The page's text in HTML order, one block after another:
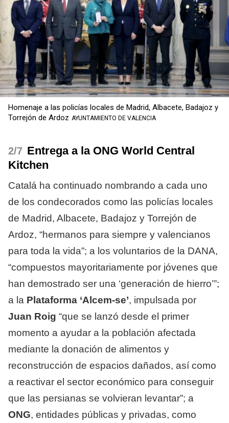
Homenaje a las policías locales de Madrid, Albacete, Badajoz y
Torrejón de Ardoz AYUNTAMIENTO DE VALENCIA
/7 Entrega a la ONG World Central
Kitchen
Catalá ha continuado nombrando a cada uno
de los condecorados como las policías locales
de Madrid, Albacete, Badajoz y Torrejón de
Ardoz, “hermanos para siempre y valencianos
para toda la vida”; a los voluntarios de la DANA,
“compuestos mayoritariamente por jóvenes que
han demostrado ser una ‘generación de hierro’”;
a la Plataforma ‘Alcem-se’, impulsada por
Juan Roig “que se lanzó desde el primer
momento a ayudar a la población afectada
mediante la donación de alimentos y
reconstrucción de espacios dañados, así como
a reactivar el sector económico para conseguir
que las persianas se volvieran levantar”; a
ONG, entidades públicas y privadas, como